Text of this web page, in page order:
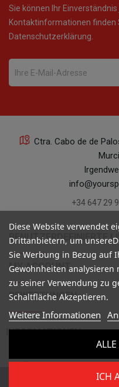
Sie können Ihr
Kontaktinformationen finden
Datenschutzerklärung.
Ctra. Cabo de de
+34 647 29
BENUTZERDEFINIERTE
MY ACCOUNT
BEWERTUNGEN
INFORMATIONEN
Diese Website verwendet
Drittanbietern, um
Sie Werbung in Bezug auf
Gewohnheiten
zu seiner Verwendung zu
Schaltfläche Akzeptieren.
Weitere Informationen
ICH
Your Spanish